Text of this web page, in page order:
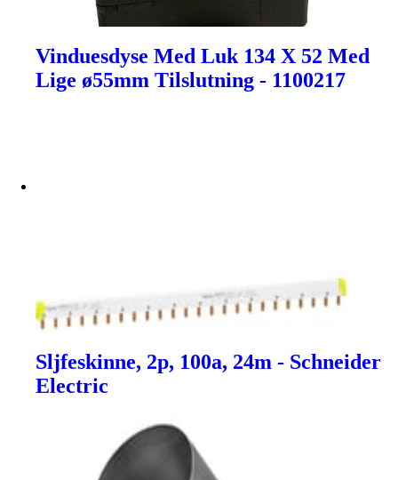
Vinduesdyse Med Luk 134 X 52 Med
Lige ø55mm Tilslutning - 1100217
Sljfeskinne, 2p, 100a, 24m - Schneider
Electric